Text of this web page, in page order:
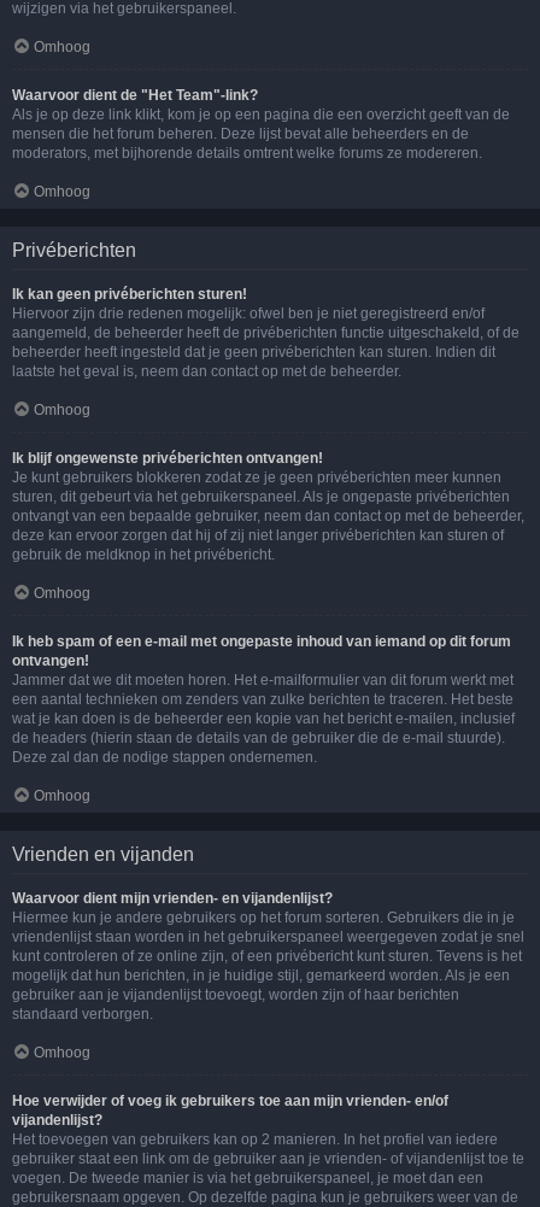
wijzigen via het gebruikerspaneel.
Omhoog
Waarvoor dient de "Het Team"-link?
Als je op deze link klikt, kom je op een pagina die een overzicht geeft van de
mensen die het forum beheren. Deze lijst bevat alle beheerders en de
moderators, met bijhorende details omtrent welke forums ze modereren.
Omhoog
Privéberichten
Ik kan geen privéberichten sturen!
Hiervoor zijn drie redenen mogelijk: ofwel ben je niet geregistreerd en/of
aangemeld, de beheerder heeft de privéberichten functie uitgeschakeld, of de
beheerder heeft ingesteld dat je geen privéberichten kan sturen. Indien dit
laatste het geval is, neem dan contact op met de beheerder.
Omhoog
Ik blijf ongewenste privéberichten ontvangen!
Je kunt gebruikers blokkeren zodat ze je geen privéberichten meer kunnen
sturen, dit gebeurt via het gebruikerspaneel. Als je ongepaste privéberichten
ontvangt van een bepaalde gebruiker, neem dan contact op met de beheerder,
deze kan ervoor zorgen dat hij of zij niet langer privéberichten kan sturen of
gebruik de meldknop in het privébericht.
Omhoog
Ik heb spam of een e-mail met ongepaste inhoud van iemand op dit forum
ontvangen!
Jammer dat we dit moeten horen. Het e-mailformulier van dit forum werkt met
een aantal technieken om zenders van zulke berichten te traceren. Het beste
wat je kan doen is de beheerder een kopie van het bericht e-mailen, inclusief
de headers (hierin staan de details van de gebruiker die de e-mail stuurde).
Deze zal dan de nodige stappen ondernemen.
Omhoog
Vrienden en vijanden
Waarvoor dient mijn vrienden- en vijandenlijst?
Hiermee kun je andere gebruikers op het forum sorteren. Gebruikers die in je
vriendenlijst staan worden in het gebruikerspaneel weergegeven zodat je snel
kunt controleren of ze online zijn, of een privébericht kunt sturen. Tevens is het
mogelijk dat hun berichten, in je huidige stijl, gemarkeerd worden. Als je een
gebruiker aan je vijandenlijst toevoegt, worden zijn of haar berichten
standaard verborgen.
Omhoog
Hoe verwijder of voeg ik gebruikers toe aan mijn vrienden- en/of
vijandenlijst?
Het toevoegen van gebruikers kan op 2 manieren. In het profiel van iedere
gebruiker staat een link om de gebruiker aan je vrienden- of vijandenlijst toe te
voegen. De tweede manier is via het gebruikerspaneel, je moet dan een
gebruikersnaam opgeven. Op dezelfde pagina kun je gebruikers weer van de